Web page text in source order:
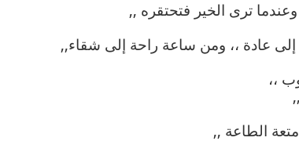
وعندما ترى الخير فتحتقره ,,
عادة ،، ومن ساعة راحة إلى شقاء,,
،،
متعة الطاعة ,,